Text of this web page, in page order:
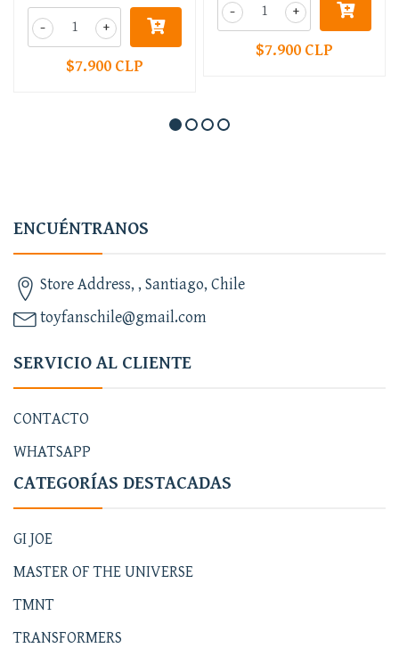
+
-
$7.900 CLP
+
-
$7.900 CLP
ENCUÉNTRANOS
Store Address, , Santiago, Chile
toyfanschile@gmail.com
SERVICIO AL CLIENTE
CONTACTO
WHATSAPP
CATEGORÍAS DESTACADAS
GI JOE
MASTER OF THE UNIVERSE
TMNT
TRANSFORMERS